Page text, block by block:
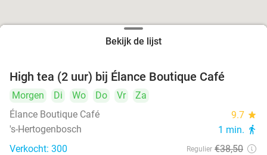
Bekijk de lijst
High tea (2 uur) bij Élance Boutique Café
Morgen Di Wo Do Vr
Za
Élance Boutique Café
9.7 star
's-Hertogenbosch 1 min. directions_walk
Verkocht: 300 Regulier €38,50